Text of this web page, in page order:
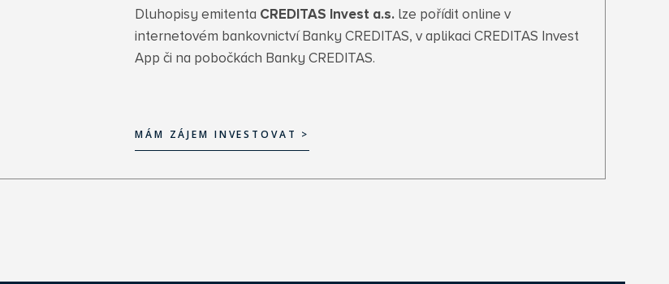
Dluhopisy emitenta CREDITAS Invest a.s. lze pořídit online v
internetovém bankovnictví Banky CREDITAS, v aplikaci CREDITAS Invest
App či na pobočkách Banky CREDITAS.
MÁM ZÁJEM INVESTOVAT >